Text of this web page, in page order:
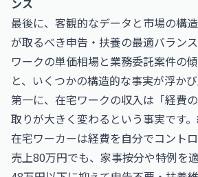
ンス
最後に、客観的なデータと市場の構
が取るべき申告・扶養の最適バラン
ワークの単価相場と業務委託案件の
と、いくつかの構造的な事実が浮かび
第一に、在宅ワークの収入は「経費
取りが大きく変わるという事実です。
在宅ワーカーは経費を自分でコント
売上80万円でも、家事按分や特例を